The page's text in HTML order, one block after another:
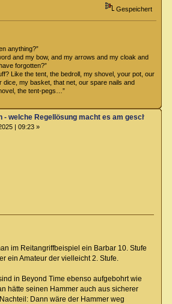
Gespeichert
anything?”
and my bow, and my arrows and my cloak and
forgotten?”
Like the tent, the bedroll, my shovel, your pot, our
dice, my basket, that net, our spare nails and
the tent-pegs…”
- welche Regellösung macht es am
| 09:23 »
im Reitangriffbeispiel ein Barbar 10. Stufe
ein Amateur der vielleicht 2. Stufe.
in Beyond Time ebenso aufgebohrt wie
hätte seinen Hammer auch aus sicherer
Dann wäre der Hammer weg